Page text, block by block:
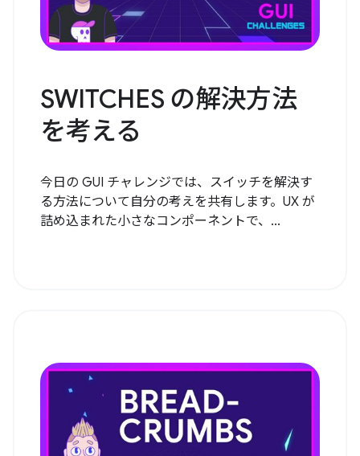
SWITCHES の解決方法
を考える
今日の GUI チャレンジでは、スイッチを解決す
る方法について自分の考えを共有します。UX が
詰め込まれた小さなコンポーネントで、...